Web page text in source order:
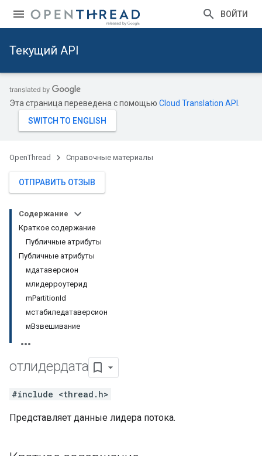
ВОЙТИ
Текущий API
Эта страница переведена с помощью Cloud Translation API
OpenThread Справочные материалы
ОТПРАВИТЬ ОТЗЫВ
Содержание
Краткое содержание
Публичные атрибуты
Публичные атрибуты
мдатаверсион
млидерроутерид
mPartitionId
мстабиледатаверсион
мВзвешивание
отлидердата
#include <thread.h>
Представляет данные лидера потока.